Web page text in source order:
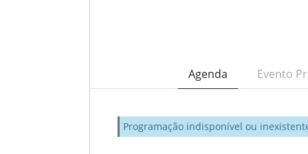
Agenda Evento
Programação indisponível ou